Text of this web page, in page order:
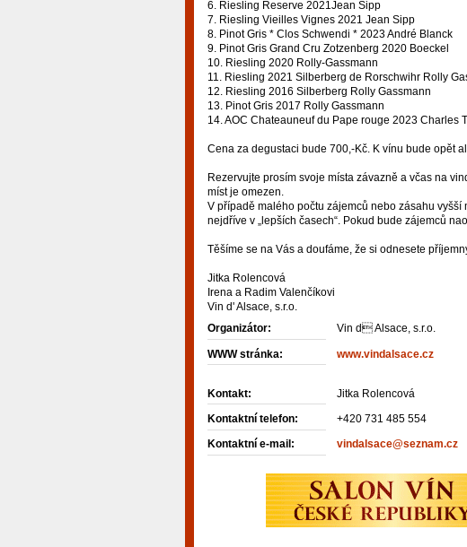
6. Riesling Reserve 2021Jean Sipp
7. Riesling Vieilles Vignes 2021 Jean Sipp
8. Pinot Gris * Clos Schwendi * 2023 André Blanck
9. Pinot Gris Grand Cru Zotzenberg 2020 Boeckel
10. Riesling 2020 Rolly-Gassmann
11. Riesling 2021 Silberberg de Rorschwihr Rolly
12. Riesling 2016 Silberberg Rolly Gassmann
13. Pinot Gris 2017 Rolly Gassmann
14. AOC Chateauneuf du Pape rouge 2023 Charles
Cena za degustaci bude 700,-Kč. K vínu bude opět
Rezervujte prosím svoje místa závazně a včas na
míst je omezen.
V případě malého počtu zájemců nebo zásahu
nejdříve v „lepších časech“. Pokud bude zájemců
Těšíme se na Vás a doufáme, že si odnesete
Jitka Rolencová
Irena a Radim Valenčíkovi
Vin d' Alsace, s.r.o.
Organizátor:
Vin d Alsace, s.r.o.
WWW stránka: www.vindalsace.cz
Kontakt: Jitka Rolencová
Kontaktní telefon: +420 731 485 554
Kontaktní e-mail: vindalsace@seznam.cz